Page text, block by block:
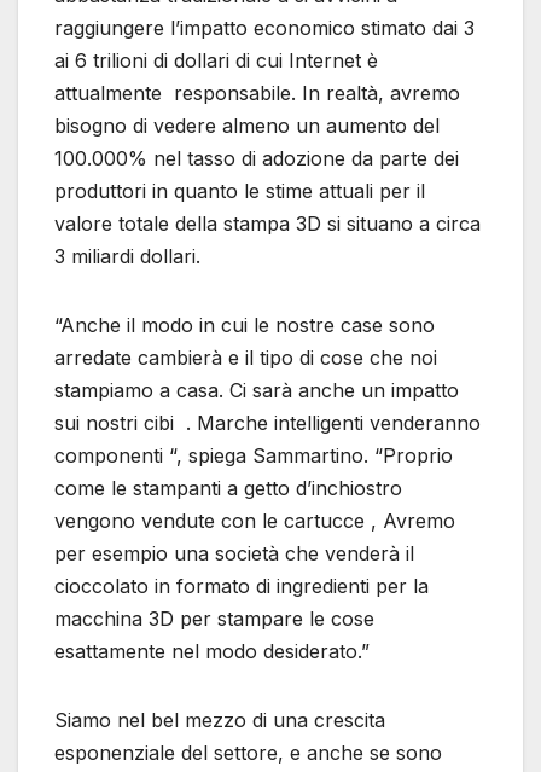
raggiungere l’impatto economico stimato dai 3
ai 6 trilioni di dollari di cui Internet è
attualmente responsabile. In realtà, avremo
bisogno di vedere almeno un aumento del
100.000% nel tasso di adozione da parte dei
produttori in quanto le stime attuali per il
valore totale della stampa 3D si situano a circa
3 miliardi dollari.
“Anche il modo in cui le nostre case sono
arredate cambierà e il tipo di cose che noi
stampiamo a casa. Ci sarà anche un impatto
sui nostri cibi . Marche intelligenti venderanno
componenti “, spiega Sammartino. “Proprio
come le stampanti a getto d’inchiostro
vengono vendute con le cartucce , Avremo
per esempio una società che venderà il
cioccolato in formato di ingredienti per la
macchina 3D per stampare le cose
esattamente nel modo desiderato.”
Siamo nel bel mezzo di una crescita
esponenziale del settore, e anche se sono